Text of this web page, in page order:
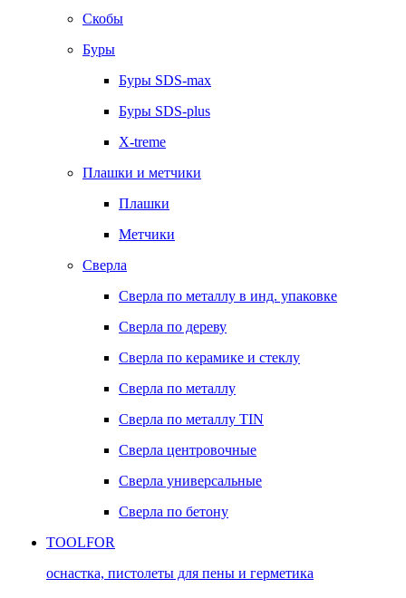
Скобы
Буры
Буры SDS-max
Буры SDS-plus
X-treme
Плашки и метчики
Плашки
Метчики
Сверла
Сверла по металлу в инд. упаковке
Сверла по дереву
Сверла по керамике и стеклу
Сверла по металлу
Сверла по металлу TIN
Сверла центровочные
Сверла универсальные
Сверла по бетону
TOOLFOR
оснастка, пистолеты для пены и герметика